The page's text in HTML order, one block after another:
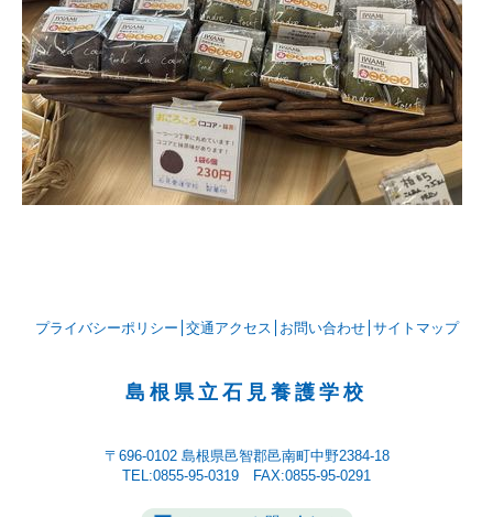
プライバシーポリシー 交通アクセス お問い合わせ サイトマップ
島根県立石見養護学校
〒696-0102 島根県邑智郡邑南町中野2384-18
TEL:0855-95-0319 FAX:0855-95-0291